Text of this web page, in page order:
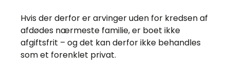
Hvis der derfor er arvinger uden for kredsen af
afdødes nærmeste familie, er boet ikke
afgiftsfrit – og det kan derfor ikke behandles
som et forenklet privat.